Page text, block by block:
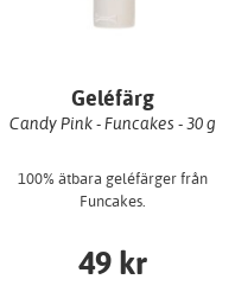
Geléfärg
Candy Pink - Funcakes - 30 g
100% ätbara geléfärger från
Funcakes.
49 kr